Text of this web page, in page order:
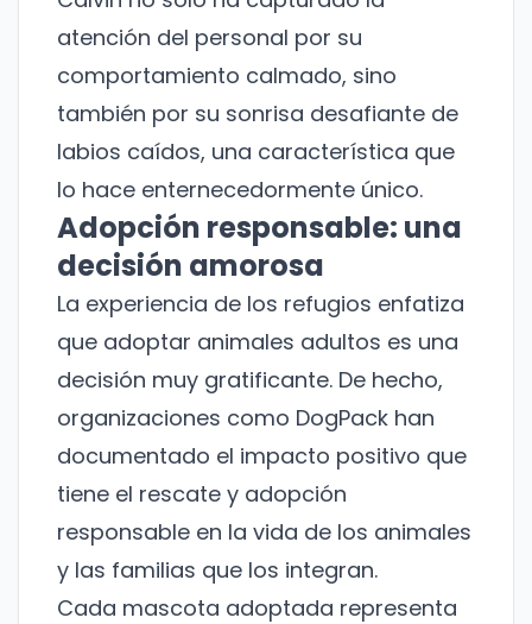
atención del personal por su
comportamiento calmado, sino
también por su sonrisa desafiante de
labios caídos, una característica que
lo hace enternecedormente único.
Adopción responsable: una
decisión amorosa
La experiencia de los refugios enfatiza
que adoptar animales adultos es una
decisión muy gratificante. De hecho,
organizaciones como DogPack han
documentado el impacto positivo que
tiene el rescate y adopción
responsable en la vida de los animales
y las familias que los integran.
Cada mascota adoptada representa